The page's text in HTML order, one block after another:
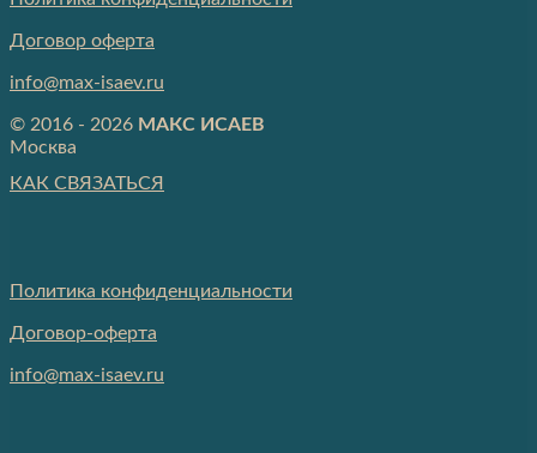
Договор оферта
info@max-isaev.ru
© 2016 - 2026 МАКС ИСАЕВ
Москва
КАК СВЯЗАТЬСЯ
Политика конфиденциальности
Договор-оферта
info@max-isaev.ru